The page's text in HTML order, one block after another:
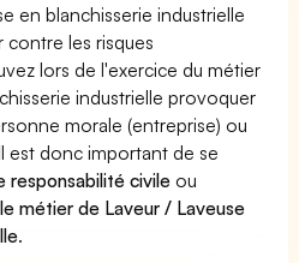
en blanchisserie industrielle
les risques
lors de l'exercice du métier
industrielle provoquer
morale (entreprise) ou
est donc important de se
responsabilité civile ou
métier de Laveur / Laveuse
.